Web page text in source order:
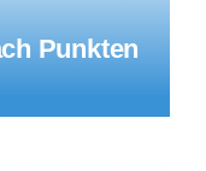
Punkten